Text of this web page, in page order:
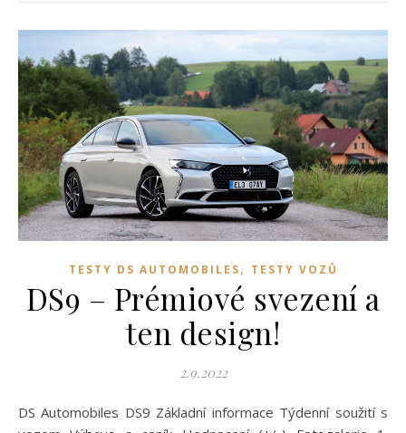
TESTY DS AUTOMOBILES, TESTY VOZŮ
DS9 – Prémiové svezení a
ten design!
2.9.2022
DS Automobiles DS9 Základní informace Týdenní soužití s